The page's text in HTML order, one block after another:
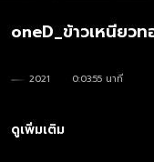
oneD_ข้าวเหนียวท
2021
0:03:55 นาที
ดูเพิ่มเติม